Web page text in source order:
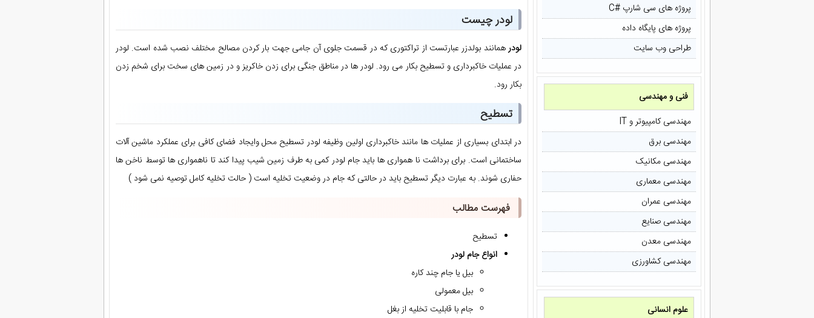
پروژه های سی شارپ #C
پروژه های پایگاه داده
طراحی وب سایت
فنی و مهندسی
مهندسی کامپیوتر و IT
مهندسی برق
مهندسی مکانیک
مهندسی معماری
مهندسی عمران
مهندسی صنایع
مهندسی معدن
مهندسی کشاورزی
علوم انسانی
لودر چیست
لودرهمانند بولدزر عبارتست از تراکتوری که در قسمت جلوی آن جامی جهت بار کردن مصالح مختلف نصب شده است. لودر
در عملیات خاکبرداری و تسطیح بکار می رود. لودر ها در مناطق جنگی برای زدن خاکریز و در زمین های سخت برای شخم زدن
بکار رود.
تسطیح
در ابتدای بسیاری از عملیات ها مانند خاکبرداری اولین وظیفه لودر تسطیح محل وایجاد فضای کافی برای عملکرد ماشین آلات
ساختمانی است. برای برداشت نا همواری ها باید جام لودر کمی به طرف زمین شیب پیدا کند تا ناهمواری ها توسط ناخن ها
حفاری شوند. به عبارت دیگر تسطیح باید در حالتی که جام در وضعیت تخلیه است ( حالت تخلیه کامل توصیه نمی شود )
فهرست مطالب
تسطیح
انواع جام لودر
بیل یا جام چند کاره
بیل معمولی
جام با قابلیت تخلیه از بغل